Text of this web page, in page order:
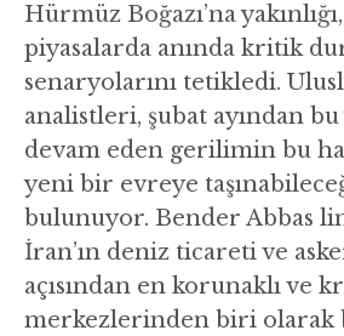
Hürmüz Boğazı’na
piyasalarda anında kritik
senaryolarını tetikledi.
analistleri, şubat ayından
devam eden gerilimin bu
yeni bir evreye
bulunuyor. Bender Abbas
İran’ın deniz ticareti ve
açısından en korunaklı ve
merkezlerinden biri olarak